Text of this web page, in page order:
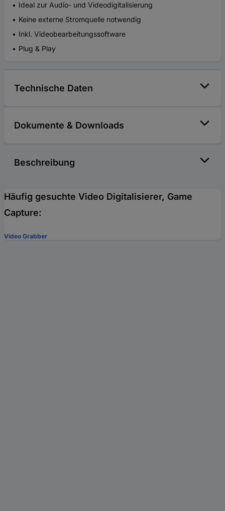
Ideal zur Audio- und Videodigitalisierung
Keine externe Stromquelle notwendig
Inkl. Videobearbeitungssoftware
Plug & Play
Technische Daten
Dokumente & Downloads
Beschreibung
Häufig gesuchte Video Digitalisierer, Game
Capture:
Video Grabber